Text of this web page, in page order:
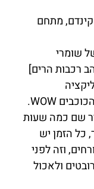
קינדם, מתחם
שומרי
רכבות הרים]
המתחם של מלחמת הכוכבים WOW.
שם כמה שעות
כל הזמן יש
וזה לפני
ולאכול